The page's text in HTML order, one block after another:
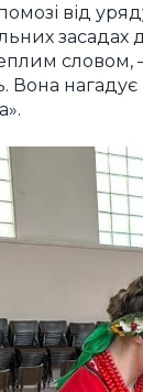
від
словом,
Вона